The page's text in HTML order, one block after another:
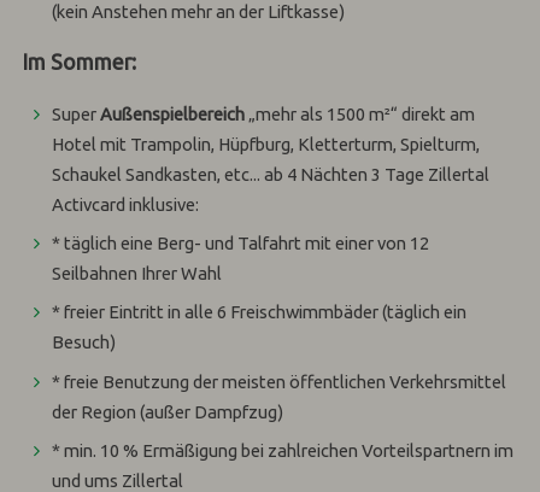
(kein Anstehen mehr an der Liftkasse)
Im Sommer:
SuperAußenspielbereich „mehr als 1500 m²“ direkt am
Hotel mit Trampolin, Hüpfburg, Kletterturm, Spielturm,
Schaukel Sandkasten, etc... ab 4 Nächten 3 Tage Zillertal
Activcard inklusive:
* täglich eine Berg- und Talfahrt mit einer von 12
Seilbahnen Ihrer Wahl
* freier Eintritt in alle 6 Freischwimmbäder (täglich ein
Besuch)
* freie Benutzung der meisten öffentlichen Verkehrsmittel
der Region (außer Dampfzug)
* min. 10 % Ermäßigung bei zahlreichen Vorteilspartnern im
und ums Zillertal